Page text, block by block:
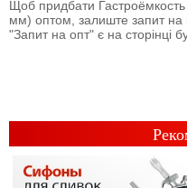
Щоб придбати
мм) оптом, залиште запит
"Запит на опт" є на сторінці